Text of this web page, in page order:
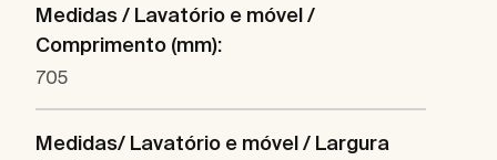
Medidas / Lavatório e móvel /
Comprimento (mm):
705
Medidas/ Lavatório e móvel / Largura